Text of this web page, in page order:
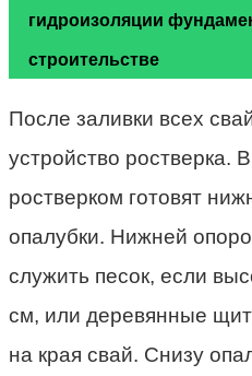
гидроизоляции
строительстве
После заливки всех
устройство ростверка.
ростверком готовят
опалубки. Нижней
служить песок, если
см, или деревянные
на края свай. Снизу